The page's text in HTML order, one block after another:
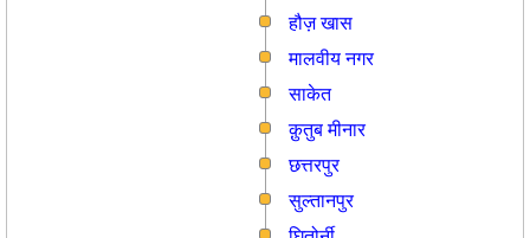
हौज़ खास
मालवीय नगर
साकेत
क़ुतुब मीनार
छत्तरपुर
सुल्तानपुर